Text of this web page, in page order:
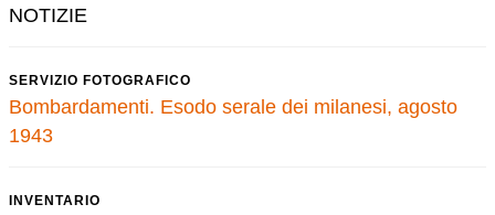
NOTIZIE
SERVIZIO FOTOGRAFICO
Bombardamenti. Esodo serale dei milanesi, agosto
1943
INVENTARIO